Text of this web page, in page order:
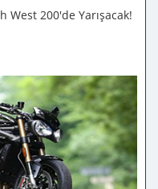
West 200'de Yarışacak!